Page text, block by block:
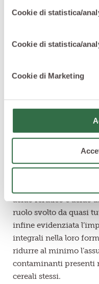
Cookie di statistica/
Cookie di statistica/
Cookie di Marketing
l’azione benefica
assunto attraverso la
azioni tra i vari
del cereale
microcomposti da
loro biodisponibilità da
Altri meccanismi
presenti nei cereali
ad azioni:ormonali, in
nicotinico partecipano
loro attivazione;
acido ferulico e acido
ruolo svolto da quasi
infine evidenziata
integrali nella loro
ridurre al minimo
contaminanti presenti
cereali stessi.